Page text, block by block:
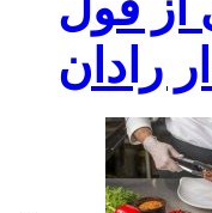
رادان